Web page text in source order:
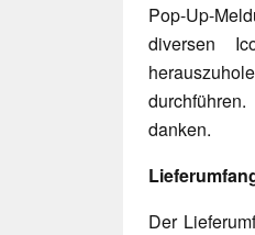
Pop-Up-
diversen
danken.
Der